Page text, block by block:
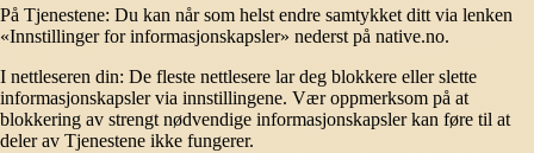
På Tjenestene: Du kan når som helst endre samtykket ditt via lenken
«Innstillinger for informasjonskapsler» nederst på native.no.
I nettleseren din: De fleste nettlesere lar deg blokkere eller slette
informasjonskapsler via innstillingene. Vær oppmerksom på at
blokkering av strengt nødvendige informasjonskapsler kan føre til at
deler av Tjenestene ikke fungerer.